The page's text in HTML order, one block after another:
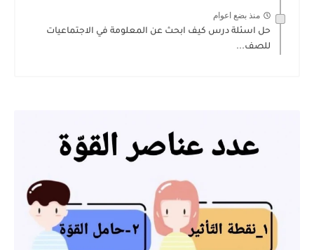
منذ بضع اعوام
حل اسئلة درس كيف ابحث عن المعلومة في الاجتماعيات
للصف...